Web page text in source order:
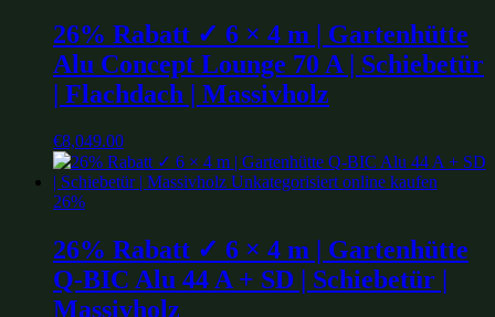
26% Rabatt ✓ 6 × 4 m | Gartenhütte
Alu Concept Lounge 70 A | Schiebetür
| Flachdach | Massivholz
€8,049.00
26%
26% Rabatt ✓ 6 × 4 m | Gartenhütte
Q-BIC Alu 44 A + SD | Schiebetür |
Massivholz